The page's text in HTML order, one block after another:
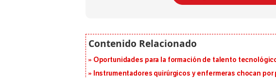
Oportunidades para la formación de talento
Instrumentadores quirúrgicos y enfermeras chocan